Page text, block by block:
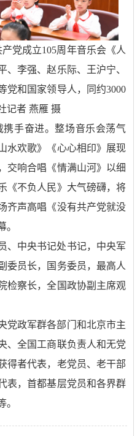
党成立105周年音乐会《人
、李强、赵乐际、王沪宁、
党和国家领导人，同约3000
记者 燕雁 摄
携手奋进。整场音乐会荡气
水欢歌》《心心相印》展现
交响合唱《情满山河》以细
《不负人民》大气磅礴，将
齐声高唱《没有共产党就没
。
、中央书记处书记，中央军
委员长，国务委员，最高人
检察长，全国政协副主席观
党政军群各部门和北京市主
、全国工商联负责人和无党
得者代表，老党员、老干部
表，首都基层党员和各界群
。